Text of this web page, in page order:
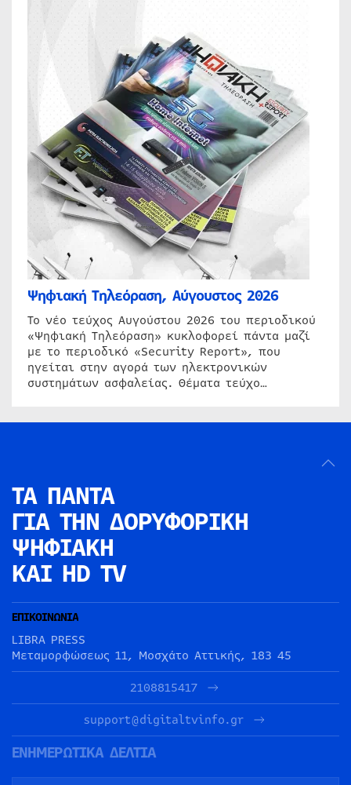
Ψηφιακή Τηλεόραση, Αύγουστος 2026
Το νέο τεύχος Αυγούστου 2026 του περιοδικού
«Ψηφιακή Τηλεόραση» κυκλοφορεί πάντα μαζί
με το περιοδικό «Security Report», που
ηγείται στην αγορά των ηλεκτρονικών
συστημάτων ασφαλείας. Θέματα τεύχο…
ΤΑ ΠΑΝΤΑ
ΓΙΑ ΤΗΝ ΔΟΡΥΦΟΡΙΚΗ
ΨΗΦΙΑΚΗ
ΚΑΙ HD TV
ΕΠΙΚΟΙΝΩΝΙΑ
LIBRA PRESS
Μεταμορφώσεως 11, Μοσχάτο Αττικής, 183 45
2108815417
support@digitaltvinfo.gr
ΕΝΗΜΕΡΩΤΙΚΑ ΔΕΛΤΙΑ